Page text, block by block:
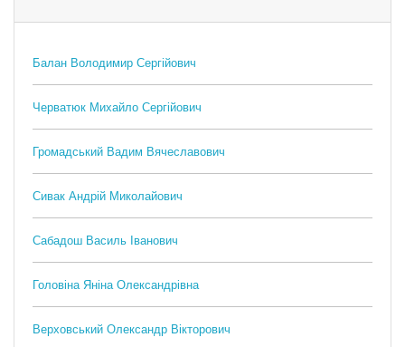
Балан Володимир Сергійович
Черватюк Михайло Сергійович
Громадський Вадим Вячеславович
Сивак Андрій Миколайович
Сабадош Василь Іванович
Головіна Яніна Олександрівна
Верховський Олександр Вікторович